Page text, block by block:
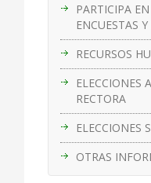
PARTICIPA
ENCUESTAS
RECURSOS
ELECCIONES
RECTORA
ELECCIONES
OTRAS